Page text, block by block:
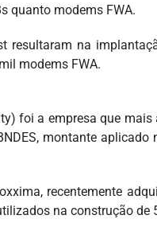
quanto modems FWA.
resultaram na
modems FWA.
foi a empresa que
montante aplicado
recentemente
na construção de